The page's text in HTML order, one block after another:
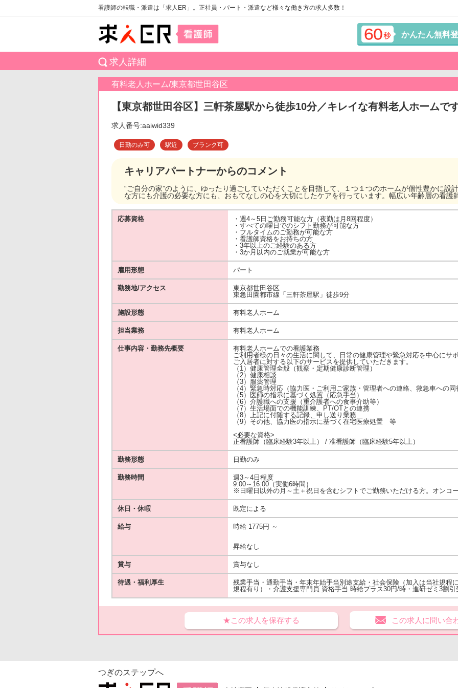
看護師の転職・派遣は「求人ER」。正社員・パート・派遣など様々な働き方の求人多数！
かんたん無料
求人詳細
有料老人ホーム/東京都世田谷区
【東京都世田谷区】三軒茶屋駅から徒歩10分／キレイな有料老人ホームで
求人番号:aaiwid339
日勤のみ可 駅近 ブランク可
キャリアパートナーからのコメント
“ご自分の家”のように、ゆったり過ごしていただくことを目指して、１つ１つのホームが個性豊かに設
な方にも介護の必要な方にも、おもてなしの心を大切にしたケアを行っています。幅広い年齢層の看護
応募資格
・週4～5日ご勤務可能な方（夜勤は月8回程度）
・すべての曜日でのシフト勤務が可能な方
・フルタイムのご勤務が可能な方
・看護師資格をお持ちの方
・3年以上のご経験のある方
・3か月以内のご就業が可能な方
雇用形態 パート
勤務地/アクセス
東京都世田谷区
東急田園都市線「三軒茶屋駅」徒歩9分
施設形態 有料老人ホーム
担当業務 有料老人ホーム
仕事内容・勤務先概要
有料老人ホームでの看護業務
ご利用者様の日々の生活に関して、日常の健康管理や緊急対応を中心にサポ
ご入居者に対する以下のサービスを提供していただきます。
（1）健康管理全般（観察・定期健康診断管理）
（2）健康相談
（3）服薬管理
（4）緊急時対応（協力医・ご利用ご家族・管理者への連絡、救急車への同
（5）医師の指示に基づく処置（応急手当）
（6）介護職への支援（重介護者への食事介助等）
（7）生活場面での機能訓練、PT/OTとの連携
（8）上記に付随する記録、申し送り業務
（9）その他、協力医の指示に基づく在宅医療処置 等
<必要な資格>
正看護師（臨床経験3年以上） / 准看護師（臨床経験5年以上）
勤務形態 日勤のみ
勤務時間
週3～4日程度
9:00～16:00（実働6時間）
※日曜日以外の月～土＋祝日を含むシフトでご勤務いただける方。オンコー
休日・休暇 既定による
給与 時給 1775円 ～
昇給なし
賞与 賞与なし
待遇・福利厚生
残業手当・通勤手当・年末年始手当別途支給・社会保険（加入は当社規程
規程有り）・介護支援専門員 資格手当 時給プラス30円/時・進研ゼミ3割引
★この求人を保存する この求人に問い合
つぎのステップへ